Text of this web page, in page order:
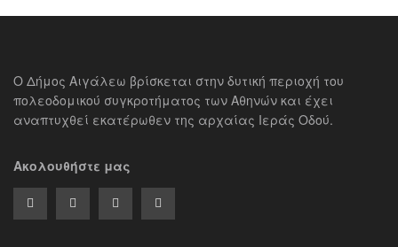
Ο Δήμος Αιγάλεω βρίσκεται στην δυτική περιοχή του
πολεοδομικού συγκροτήματος των Αθηνών και έχει
αναπτυχθεί εκατέρωθεν της αρχαίας Ιεράς Οδού.
Ακολουθήστε μας